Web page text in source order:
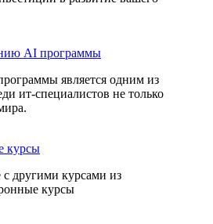
AI программы
является одним из
ит-специалистов не только
курсы
с другими курсами из
курсы